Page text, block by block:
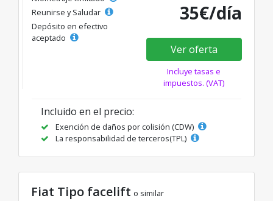
Reunirse y Saludar
Depósito en efectivo
aceptado
35€/día
Ver oferta
Incluye tasas e
impuestos. (VAT)
Incluido en el precio:
Exención de daños por colisión (CDW)
La responsabilidad de terceros(TPL)
Fiat Tipo facelift o similar